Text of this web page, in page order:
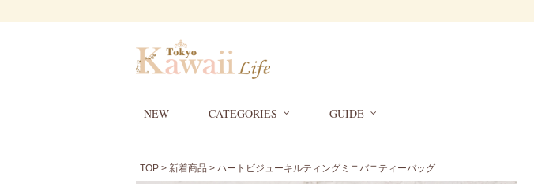
NEW CATEGORIES GUIDE
TOP > 新着商品 > ハートビジューキルティングミニバニティーバッグ